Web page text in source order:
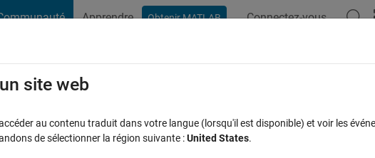
Apprendre Obtenir MATLAB Connectez-vous
Parcourir
site web
au contenu traduit dans votre langue (lorsqu'il est disponible) et voir les
de sélectionner la région suivante :United States.